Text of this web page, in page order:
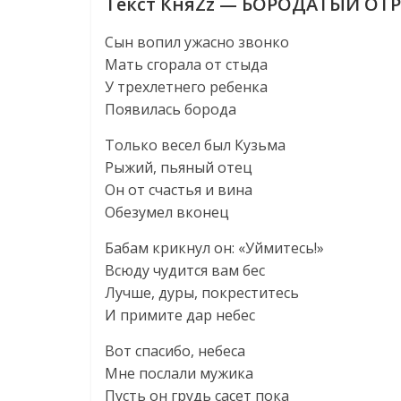
Сын вопил ужасно звонко
Мать сгорала от стыда
У трехлетнего ребенка
Появилась борода
Только весел был Кузьма
Рыжий, пьяный отец
Он от счастья и вина
Обезумел вконец
Бабам крикнул он: «Уймитесь!»
Всюду чудится вам бес
Лучше, дуры, покреститесь
И примите дар небес
Вот спасибо, небеса
Мне послали мужика
Пусть он грудь сасет пока